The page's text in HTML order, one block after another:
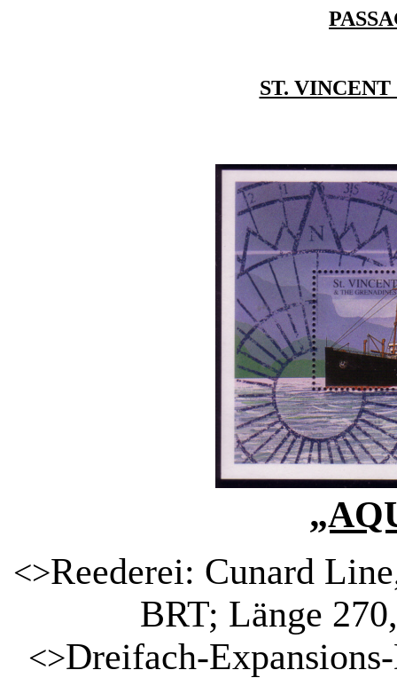
ST.
<>Reederei: Cunard
BRT; Länge
<>Dreifach-